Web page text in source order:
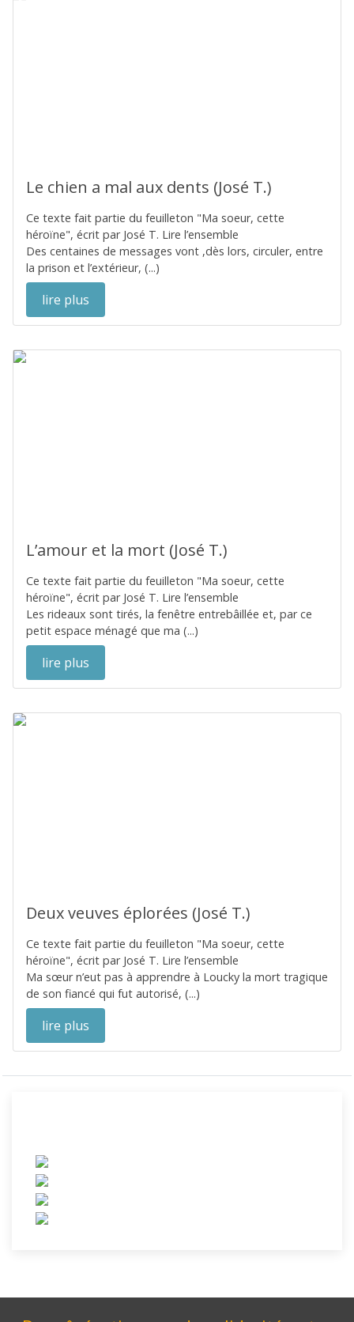
Le chien a mal aux dents (José T.)
Ce texte fait partie du feuilleton "Ma soeur, cette
héroïne", écrit par José T. Lire l’ensemble
Des centaines de messages vont ,dès lors, circuler, entre
la prison et l’extérieur, (...)
lire plus
L’amour et la mort (José T.)
Ce texte fait partie du feuilleton "Ma soeur, cette
héroïne", écrit par José T. Lire l’ensemble
Les rideaux sont tirés, la fenêtre entrebâillée et, par ce
petit espace ménagé que ma (...)
lire plus
Deux veuves éplorées (José T.)
Ce texte fait partie du feuilleton "Ma soeur, cette
héroïne", écrit par José T. Lire l’ensemble
Ma sœur n’eut pas à apprendre à Loucky la mort tragique
de son fiancé qui fut autorisé, (...)
lire plus